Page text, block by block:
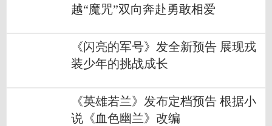
越“魔咒”双向奔赴勇敢相爱
《闪亮的军号》发全新预告 展现戎
装少年的挑战成长
《英雄若兰》发布定档预告 根据小
说《血色幽兰》改编